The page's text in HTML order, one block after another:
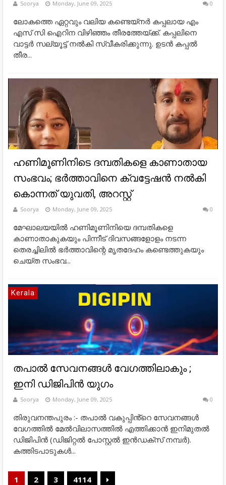
Soorya Monday, June 09, 2025 0
ലോകത്തെ ഏറ്റവും വലിയ കണ്ടെയ്നർ കപ്പലായ എം
എസ്‍ സി ഐറിന വിഴിഞ്ഞം തീരത്തേയ്ക്ക്. കപ്പലിനെ
വാട്ടർ സല്യൂട്ട് നൽകി സ്വീകരിക്കുന്നു. ഉടൻ കപ്പൽ
തീര...
ഹണിമൂണിനിടെ ദമ്പതികളെ കാണാതായ
സംഭവം; ഭർത്താവിനെ ക്വട്ടേഷൻ നൽകി
കൊന്നത് യുവതി, അറസ്റ്റ്
Soorya Monday, June 09, 2025 0
മേഘാലയയിൽ ഹണിമൂണിനിയെ ദമ്പതികളെ
കാണാതാകുകയും പിന്നീട് ദിവസങ്ങളോളം നടന്ന
തെരച്ചിലിൽ ഭർത്താവിന്റെ മൃതദേഹം കണ്ടെത്തുകയും
ചെയ്ത സംഭവ...
Kerala
തപാൽ സേവനങ്ങൾ വേഗത്തിലാകും ;
ഇനി ഡിജിപിൻ യുഗം
Soorya Monday, June 09, 2025 0
തിരുവനന്തപുരം :- തപാൽ വകുപ്പിൻ്റെ സേവനങ്ങൾ
വേഗത്തിൽ മേൽവിലാസത്തിൽ എത്തിക്കാൻ ഇനിമുതൽ
ഡിജിപിൻ (ഡിജിറ്റൽ പോസ്റ്റൽ ഇൻഡക്സ് നമ്പർ).
കത്തിടപാടുകൾ...
1 2 3 4114